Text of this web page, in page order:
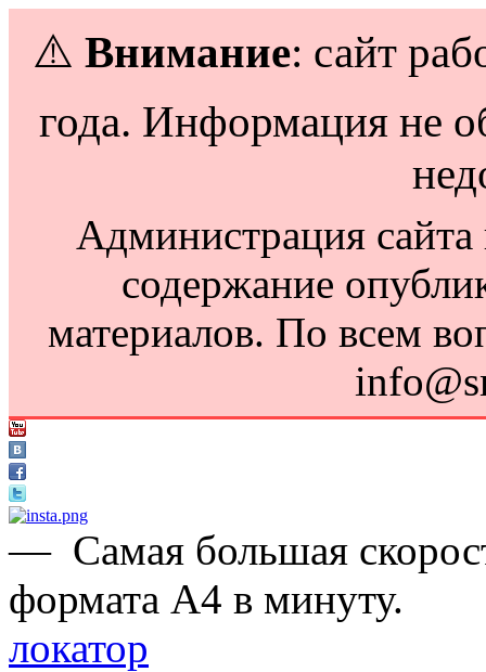
⚠️ Внимание: сайт
года. Информация не
Администрация сайта
содержание
материалов. По всем
— Самая большая
формата А4 в минуту.
локатор